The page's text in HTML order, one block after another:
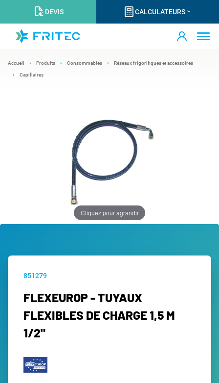
DEVIS CALCULATEURS
Accueil Produits Consommables Réseaux frigorifiques et accessoires
Capillaires
Cliquez pour agrandir
851279
FLEXEUROP - TUYAUX
FLEXIBLES DE CHARGE 1,5 M
1/2"